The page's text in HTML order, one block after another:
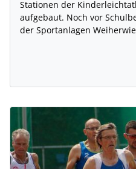
Stationen der
aufgebaut. Noch vor
der Sportanlagen